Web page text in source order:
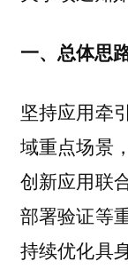
一、总体思
坚持应用牵
域重点场景
创新应用联
部署验证等
持续优化具